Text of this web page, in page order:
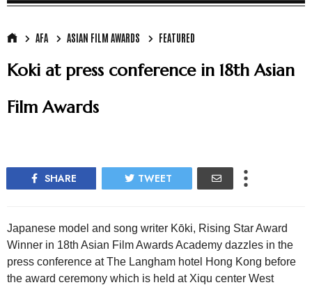
AFA ASIAN FILM AWARDS FEATURED
Koki at press conference in 18th Asian
Film Awards
SHARE TWEET
Japanese model and song writer Kōki, Rising Star Award
Winner in 18th Asian Film Awards Academy dazzles in the
press conference at The Langham hotel Hong Kong before
the award ceremony which is held at Xiqu center West